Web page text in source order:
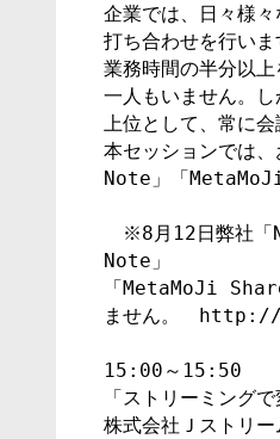
企業では、日々様
打ち合わせを行い
業務時間の半分以
一人もいません。
上位として、常に会
本セッションでは
Note」「MetaMoJi
※8月12日弊社「
Note」
「MetaMoJi
ません。　
15:00～15:50
「ストリーミング
株式会社Ｊストリー